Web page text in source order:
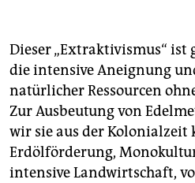
Dieser „Extraktivismus“ ist
die intensive Aneignung
natürlicher Ressourcen
Zur Ausbeutung von
wir sie aus der Kolonialzeit
Erdölförderung,
intensive Landwirtschaft,